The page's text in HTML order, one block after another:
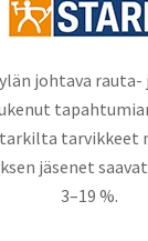
johtava rauta-
tarvikkeet
jäsenet
3–19 %.